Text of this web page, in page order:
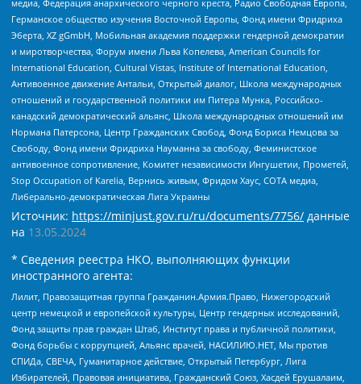
медиа, Федерация анархического черного креста, Радио Свободная Европа,
Германское общество изучения Восточной Европы, Фонд имени Фридриха
Эберта, XZ gGmbH, Мобильная академия поддержки гендерной демократии
и миротворчества, Форум имени Льва Копелева, American Councils for
International Education, Cultural Vistas, Institute of International Education,
Антивоенное движение Антальи, Открытый диалог, Школа международных
отношений и государственной политики им Питера Мунка, Российско-
канадский демократический альянс, Школа международных отношений им
Нормана Патерсона, Центр Гражданских Свобод, Фонд Бориса Немцова за
Свободу, Фонд имени Фридриха Науманна за свободу, Феминистское
антивоенное сопротивление, Комитет независимости Ингушетии, Прометей,
Stop Occupation of Karelia, Вернись живым, Фридом Хаус, СОТА медиа,
Либерально-демократическая Лига Украины
Источник: https://minjust.gov.ru/ru/documents/7756/ данные
на 13.05.2024
* Сведения реестра НКО, выполняющих функции
иностранного агента:
Лилит, Правозащитная группа Гражданин.Армия.Право, Нижегородский
центр немецкой и европейской культуры, Центр гендерных исследований,
Фонд защиты прав граждан Штаб, Институт права и публичной политики,
Фонд борьбы с коррупцией, Альянс врачей, НАСИЛИЮ.НЕТ, Мы против
СПИДа, СВЕЧА, Гуманитарное действие, Открытый Петербург, Лига
Избирателей, Правовая инициатива, Гражданский Союз, Хасдей Ерушалаим,